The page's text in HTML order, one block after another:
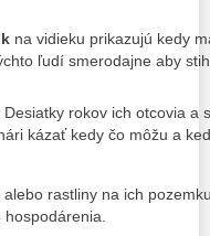
na vidieku prikazujú kedy
ľudí smerodajne aby
rokov ich otcovia a
kázať kedy čo môžu a
rastliny na ich
hospodárenia.